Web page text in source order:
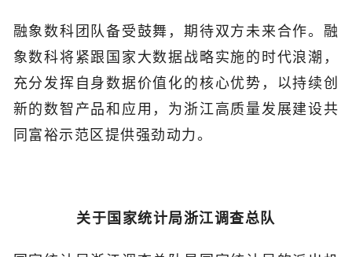
融象数科团队备受鼓舞，期待双方未来合作。融
象数科将紧跟国家大数据战略实施的时代浪潮，
充分发挥自身数据价值化的核心优势，以持续创
新的数智产品和应用，为浙江高质量发展建设共
同富裕示范区提供强劲动力。
关于国家统计局浙江调查总队